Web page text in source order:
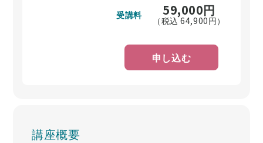
受講料 59,000円
（税込64,900円）
申し込む
講座概要